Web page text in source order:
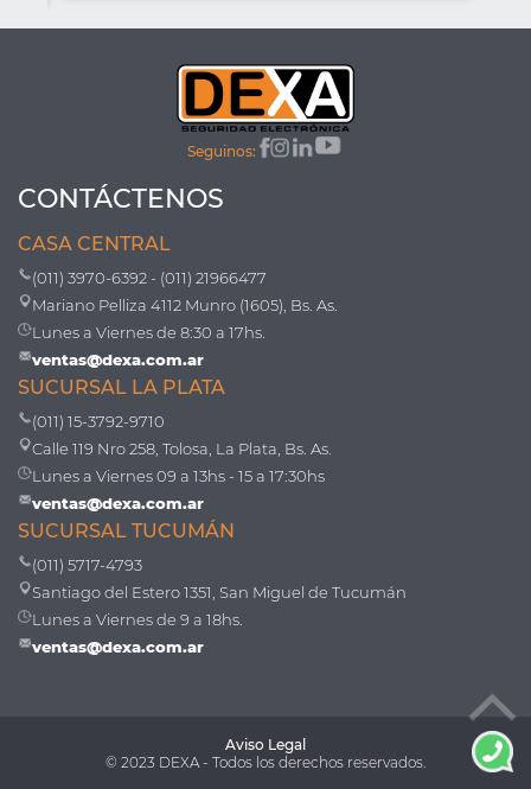
Seguinos:
CONTÁCTENOS
CASA CENTRAL
(011) 3970-6392 - (011) 21966477
Mariano Pelliza 4112 Munro (1605), Bs. As.
Lunes a Viernes de 8:30 a 17hs.
ventas@dexa.com.ar
SUCURSAL LA PLATA
(011) 15-3792-9710
Calle 119 Nro 258, Tolosa, La Plata, Bs. As.
Lunes a Viernes 09 a 13hs - 15 a 17:30hs
ventas@dexa.com.ar
SUCURSAL TUCUMÁN
(011) 5717-4793
Santiago del Estero 1351, San Miguel de Tucumán
Lunes a Viernes de 9 a 18hs.
ventas@dexa.com.ar
Aviso Legal
© 2023 DEXA - Todos los derechos reservados.